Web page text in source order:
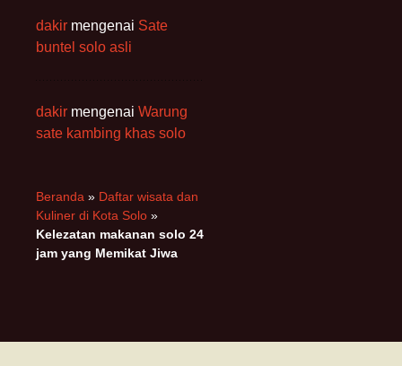
dakir mengenai Sate
buntel solo asli
dakir mengenai Warung
sate kambing khas solo
Beranda » Daftar wisata dan
Kuliner di Kota Solo »
Kelezatan makanan solo 24
jam yang Memikat Jiwa